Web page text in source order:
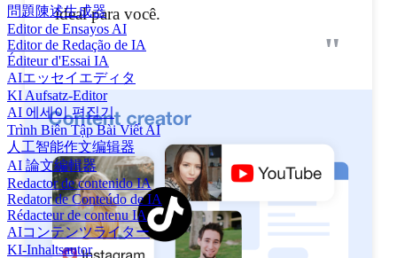
問題陳述生成器
Editor de Ensayos AI
Editor de Redação de IA
Éditeur d'Essai IA
AIエッセイエディタ
KI Aufsatz-Editor
AI 에세이 편집기
Trình Biên Tập Bài Viết AI
人工智能作文编辑器
AI 論文編輯器
Redactor de contenido IA
Redator de Conteúdo de IA
Rédacteur de contenu IA
AIコンテンツライター
KI-Inhaltsautor
ideal para você.
"